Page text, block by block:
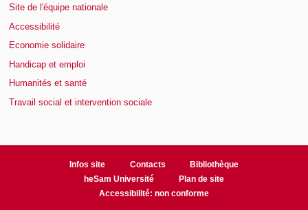
Site de l'équipe nationale
Accessibilité
Economie solidaire
Handicap et emploi
Humanités et santé
Travail social et intervention sociale
Infos site Contacts
Bibliothèque
heSam Université
Plan de site
Accessibilité: non conforme